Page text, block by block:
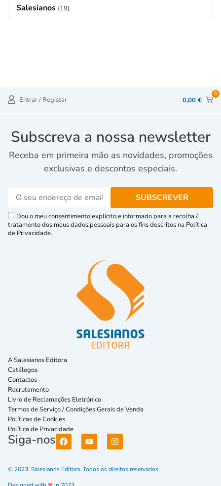
Salesianos (19)
Entrar / Registar 0,00 €
0
Subscreva a nossa newsletter
Receba em primeira mão as novidades, promoções
exclusivas e descontos especiais.
Dou o meu consentimento explícito e informado para a recolha /
tratamento dos meus dados pessoais para os fins descritos na Política
de Privacidade.
A Salesianos Editora
Catálogos
Contactos
Recrutamento
Livro de Reclamações Eletrónico
Termos de Serviço / Condições Gerais de Venda
Políticas de Cookies
Política de Privacidade
Siga-nos
© 2023. Salesianos Editora. Todos os direitos reservados